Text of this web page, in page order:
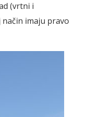
(vrtni i
imaju pravo